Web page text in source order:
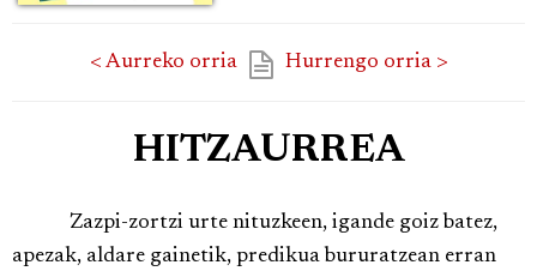
< Aurreko orria Hurrengo orria >
HITZAURREA
Zazpi-zortzi urte nituzkeen, igande goiz batez,
apezak, aldare gainetik, predikua bururatzean erran